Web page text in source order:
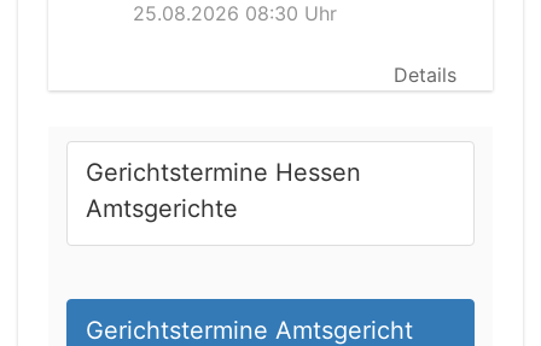
25.08.2026 08:30 Uhr
Details
Gerichtstermine Hessen
Amtsgerichte
Gerichtstermine Amtsgericht